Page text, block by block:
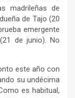
madrileñas de
de Tajo (20
emergente
de junio). No
este año con
su undécima
es habitual,